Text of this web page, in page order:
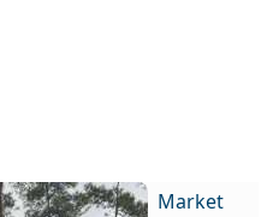
Market